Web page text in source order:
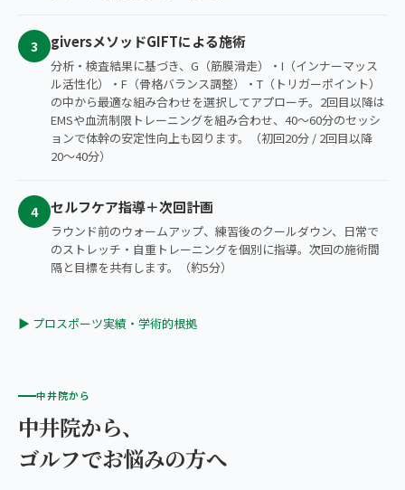
3 giversメソッドGIFTによる施術
分析・検査結果に基づき、G（筋膜滑走）・I（インナーマッス
ル活性化）・F（骨格バランス調整）・T（トリガーポイント）
の中から最適な組み合わせを選択してアプローチ。2回目以降は
EMSや血流制限トレーニングを組み合わせ、40〜60分のセッシ
ョンで体幹の安定性向上も図ります。（初回20分 / 2回目以降
20〜40分）
4 セルフケア指導＋次回計画
ラウンド前のウォームアップ、練習後のクールダウン、日常で
のストレッチ・自重トレーニングを個別に指導。次回の施術間
隔と目標を共有します。（約5分）
▶ プロスポーツ実績・学術的根拠
中井院から
中井院から、
ゴルフでお悩みの方へ